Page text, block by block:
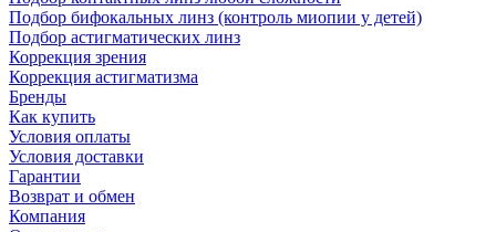
Подбор бифокальных линз (контроль миопии у детей)
Подбор астигматических линз
Коррекция зрения
Коррекция астигматизма
Бренды
Как купить
Условия оплаты
Условия доставки
Гарантии
Возврат и обмен
Компания